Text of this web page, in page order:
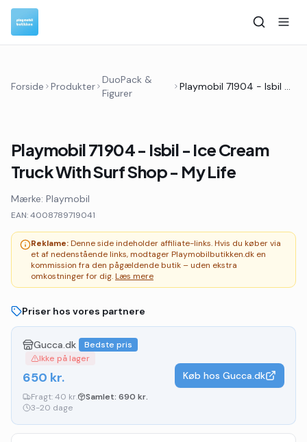
Forside Produkter
DuoPack &
Figurer
Playmobil 71904 - Isbil - Ice Cream Truck With Surf Shop - My Life
Playmobil 71904 - Isbil - Ice Cream
Truck With Surf Shop - My Life
Mærke: Playmobil
EAN:4008789719041
Reklame:Denne side indeholder affiliate-links. Hvis du køber via
et af nedenstående links, modtager Playmobilbutikken.dk en
kommission fra den pågældende butik – uden ekstra
omkostninger for dig.Læs mere
Priser hos vores partnere
Gucca.dk
Bedste pris
Ikke på lager
650 kr.
Fragt:40 kr. Samlet: 690 kr.
3-20 dage
Køb hos Gucca.dk